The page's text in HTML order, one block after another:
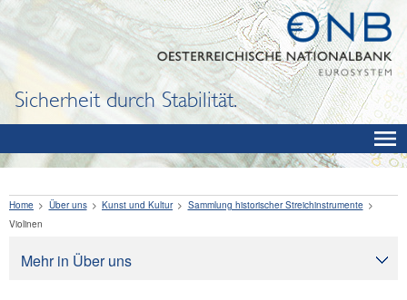
Sicherheit durch Stabilität.
Mehr in Über uns
Home Über uns Kunst und Kultur
Sammlung historischer Streichinstrumente
Violinen